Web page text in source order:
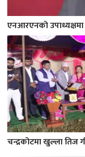
एनआरएनको उपाध्यक्षमा
चन्द्रकोटमा खुल्ला तिज